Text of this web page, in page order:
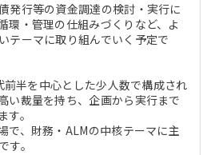
発行等の資金調達の検討・実行に
環・管理の仕組みづくりなど、よ
テーマに取り組んでいく予定で
半を中心とした少人数で構成され
い裁量を持ち、企画から実行まで
。
で、財務・ALMの中核テーマに主
す。